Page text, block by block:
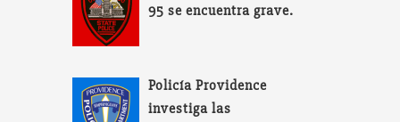
95 se encuentra grave.
Policía Providence
investiga las